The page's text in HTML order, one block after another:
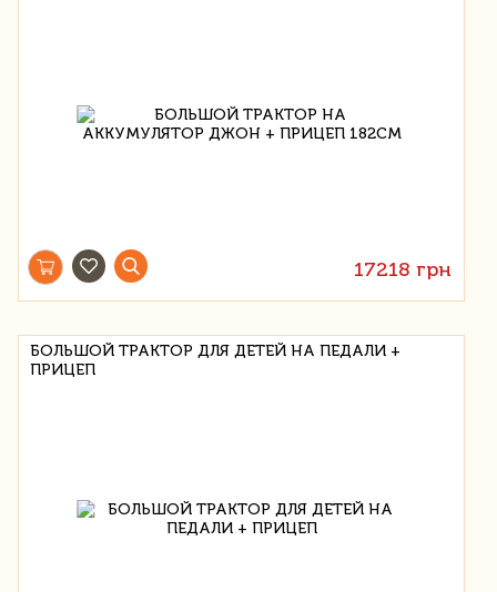
17218 грн
БОЛЬШОЙ ТРАКТОР ДЛЯ ДЕТЕЙ НА ПЕДАЛИ +
ПРИЦЕП